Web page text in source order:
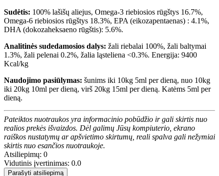
Sudėtis: 100% lašišų aliejus, Omega-3 riebiosios rūgštys 16.7%,
Omega-6 riebiosios rūgštys 18.3%, EPA (eikozapentaenas) : 4.1%,
DHA (dokozaheksaeno rūgštis): 5.6%.
Analitinės sudedamosios dalys: žali riebalai 100%, žali baltymai
1.3%, žali pelenai 0.2%, žalia ląsteliena <0.3%. Energija: 9400
Kcal/kg
Naudojimo pasiūlymas: šunims iki 10kg 5ml per dieną, nuo 10kg
iki 20kg 10ml per dieną, virš 20kg 15ml per dieną. Katėms 5ml per
dieną.
Pateiktos nuotraukos yra informacinio pobūdžio ir gali skirtis nuo
realios prekės išvaizdos. Dėl galimų Jūsų kompiuterio, ekrano
raiškos nustatymų ar apšvietimo skirtumų, reali spalva gali nežymiai
skirtis nuo esančios nuotraukoje.
Atsiliepimų: 0
Vidutinis įvertinimas: 0.0
Parašyti atsiliepimą